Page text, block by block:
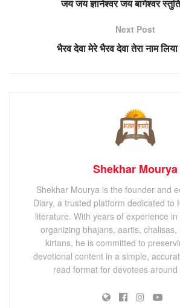
जय जय ज्ञानेश्वर जय बागेश्वर
Next Post
भैरव देवा मेरे भैरव देवा तेरा नाम
Shekhar Mourya
Shekhar Mourya is the founder and
Diary, a trusted platform dedicated to
literature. With years of experience
organizing bhajans, aartis,
kirtans, he is committed to
devotional content in a simple,
read format for devotees around